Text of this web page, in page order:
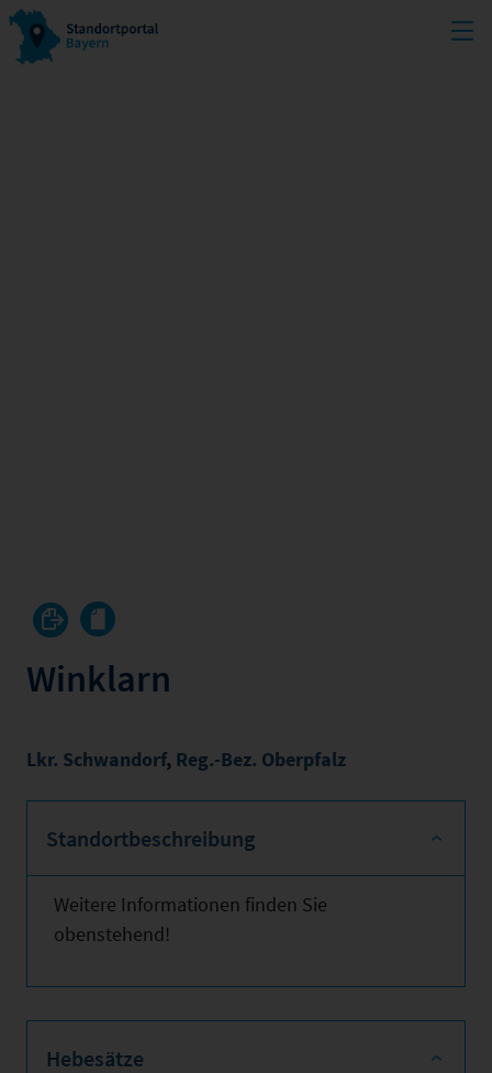
Winklarn
Lkr. Schwandorf, Reg.-Bez. Oberpfalz
Standortbeschreibung
Weitere Informationen finden Sie
obenstehend!
Hebesätze